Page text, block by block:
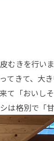
むきを行いま
てきて、大
て「おいし
は格別で「